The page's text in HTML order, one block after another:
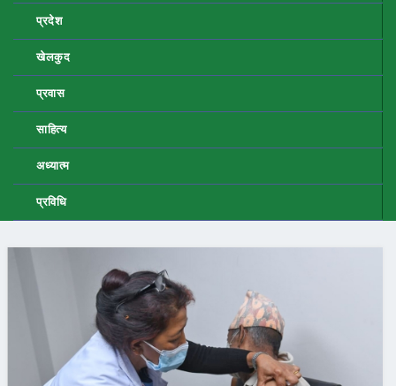
प्रदेश
खेलकुद
प्रवास
साहित्य
अध्यात्म
प्रविधि